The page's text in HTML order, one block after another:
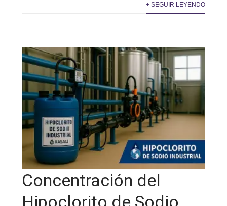
+ SEGUIR LEYENDO
Concentración del
Hipoclorito de Sodio